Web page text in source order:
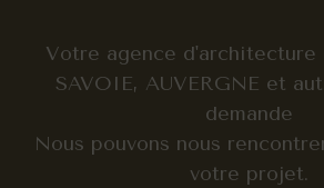
Votre agence
SAVOIE, AUVERGNE et
demande
Nous pouvons nous
votre projet.